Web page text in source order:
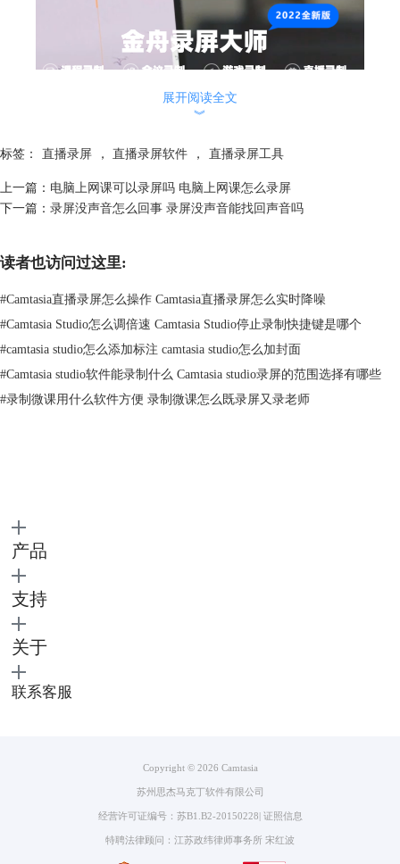
图2：金舟录屏大师
傲软录屏是简约便利的录屏软件，整体的界面设计很简单，功能不是很
多，可以满足基础的录屏需求。另外它还可以导出多种格式的视频，轻松
转换方便后续的分享。在录制时也没有时长的限制，可以自由录制想要的
便。
二、游戏直播录屏就卡顿怎么回事
游戏主播在录屏时常会遇到卡顿的问题，到底为什么视频会卡顿呢？其
实，主要有两个方面的问题：电脑硬件问题、录屏软件问题。
其中，电脑硬件问题多半是由于配置的CPU、显卡、内存等硬件比较普
通，或者FlashPlayer不能满足需求，导致解码高清视频时电脑负荷较重，
出现卡顿的现象。要解决这个问题需要改善电脑的硬件，提升电脑性能，
或者在录屏时避免运行不需要的软件。
而录屏软件的问题则可能是由于软件质量不行，或设置存在问题，导致录
运行软件进入主页，点击“新建录制”进入录屏设置界面，上方有“工
展开阅读全文
︾
标签： 直播录屏 ， 直播录屏软件 ， 直播录屏工具
上一篇： 电脑上网课可以录屏吗 电脑上网课怎么录屏
下一篇： 录屏没声音怎么回事 录屏没声音能找回声音吗
读者也访问过这里:
#Camtasia直播录屏怎么操作 Camtasia直播录屏怎么实时降噪
#Camtasia Studio怎么调倍速 Camtasia Studio停止录制快捷键是哪个
#camtasia studio怎么添加标注 camtasia studio怎么加封面
#Camtasia studio软件能录制什么 Camtasia studio录屏的范围选择有哪些
#录制微课用什么软件方便 录制微课怎么既录屏又录老师
产品
支持
关于
联系客服
Copyright © 2026 Camtasia
苏州思杰马克丁软件有限公司
经营许可证编号：苏B1.B2-20150228 证照信息
特聘法律顾问：江苏政纬律师事务所 宋红波